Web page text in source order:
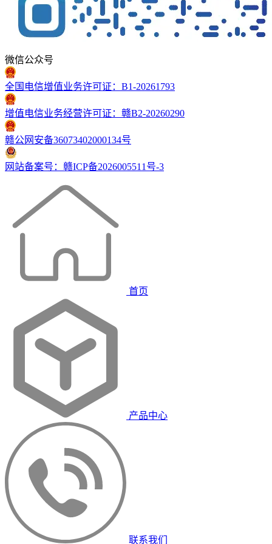
微信公众号
全国电信增值业务许可证：B1-20261793
增值电信业务经营许可证：赣B2-20260290
赣公网安备36073402000134号
网站备案号：赣ICP备2026005511号-3
首页
产品中心
联系我们